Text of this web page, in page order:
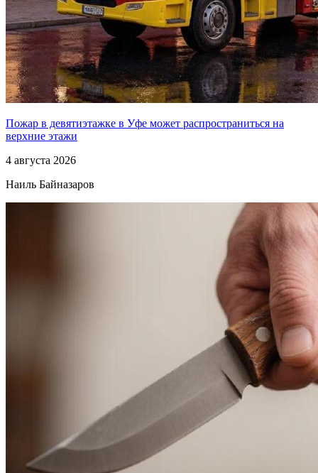
Пожар в девятиэтажке в Уфе может распространиться на
верхние этажи
4 августа 2026
Наиль Байназаров